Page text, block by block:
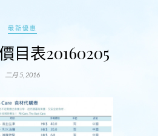
最新優惠
目表20160205
二月 5, 2016